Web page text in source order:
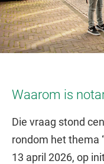
Waarom is
Die vraag stond
rondom het thema
13 april 2026, op